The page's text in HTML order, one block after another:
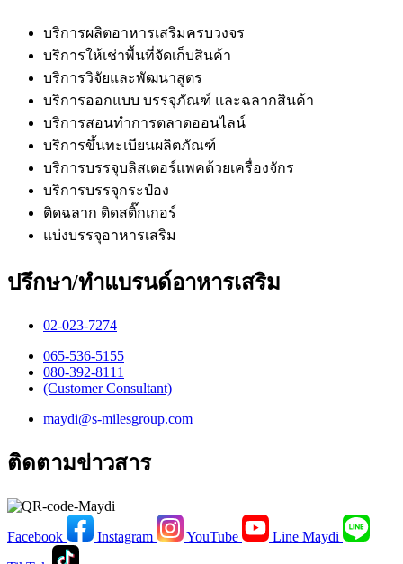
บริการผลิตอาหารเสริมครบวงจร
บริการให้เช่าพื้นที่จัดเก็บสินค้า
บริการวิจัยและพัฒนาสูตร
บริการออกแบบ บรรจุภัณฑ์ และฉลากสินค้า
บริการสอนทำการตลาดออนไลน์
บริการขึ้นทะเบียนผลิตภัณฑ์
บริการบรรจุบลิสเตอร์แพคด้วยเครื่องจักร
บริการบรรจุกระป๋อง
ติดฉลาก ติดสติ๊กเกอร์
แบ่งบรรจุอาหารเสริม
ปรึกษา/ทำแบรนด์อาหารเสริม
02-023-7274​
065-536-5155
​080-392-8111
(Customer Consultant)​
maydi@s-milesgroup.com
ติดตามข่าวสาร
Facebook Instagram YouTube
Line Maydi